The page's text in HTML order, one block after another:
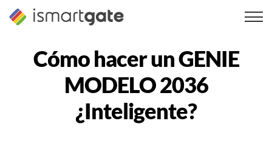
Cómo hacer unGENIE
MODELO 2036
¿Inteligente?